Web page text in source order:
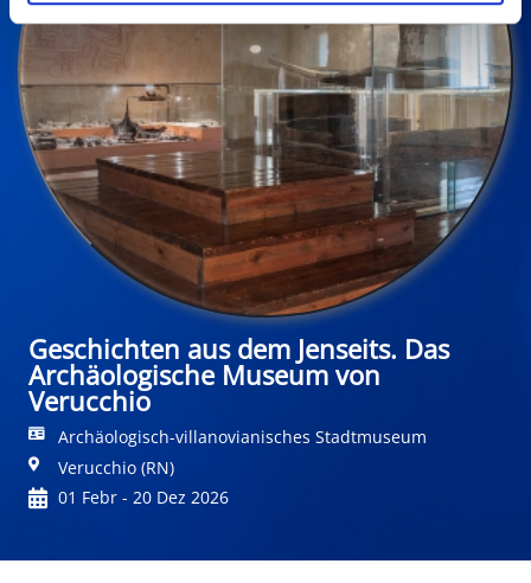
Geschichten aus dem Jenseits. Das
Archäologische Museum von
Verucchio
Archäologisch-villanovianisches Stadtmuseum
Verucchio (RN)
01 Febr - 20 Dez 2026